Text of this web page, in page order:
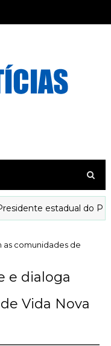
estadual do PT
as comunidades de
e dialoga
Vida Nova